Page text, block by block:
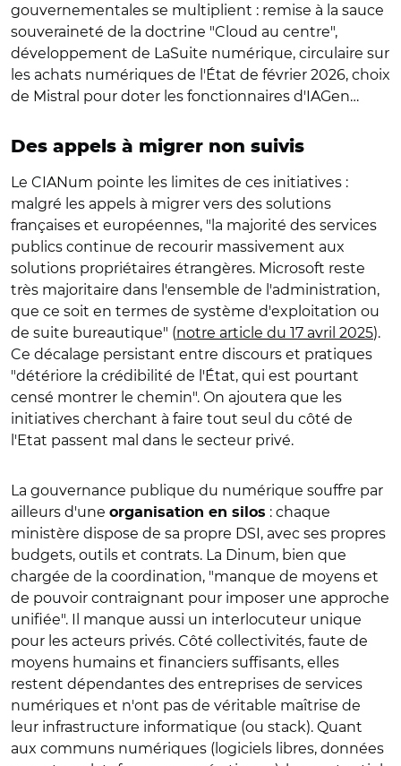
gouvernementales se multiplient : remise à la sauce
souveraineté de la doctrine "Cloud au centre",
développement de LaSuite numérique, circulaire sur
les achats numériques de l'État de février 2026, choix
de Mistral pour doter les fonctionnaires d'IAGen…
Des appels à migrer non suivis
Le CIANum pointe les limites de ces initiatives :
malgré les appels à migrer vers des solutions
françaises et européennes, "la majorité des services
publics continue de recourir massivement aux
solutions propriétaires étrangères. Microsoft reste
très majoritaire dans l'ensemble de l'administration,
que ce soit en termes de système d'exploitation ou
de suite bureautique" (notre article du 17 avril 2025).
Ce décalage persistant entre discours et pratiques
"détériore la crédibilité de l'État, qui est pourtant
censé montrer le chemin". On ajoutera que les
initiatives cherchant à faire tout seul du côté de
l'Etat passent mal dans le secteur privé.
La gouvernance publique du numérique souffre par
ailleurs d'une organisation en silos : chaque
ministère dispose de sa propre DSI, avec ses propres
budgets, outils et contrats. La Dinum, bien que
chargée de la coordination, "manque de moyens et
de pouvoir contraignant pour imposer une approche
unifiée". Il manque aussi un interlocuteur unique
pour les acteurs privés. Côté collectivités, faute de
moyens humains et financiers suffisants, elles
restent dépendantes des entreprises de services
numériques et n'ont pas de véritable maîtrise de
leur infrastructure informatique (ou stack). Quant
aux communs numériques (logiciels libres, données